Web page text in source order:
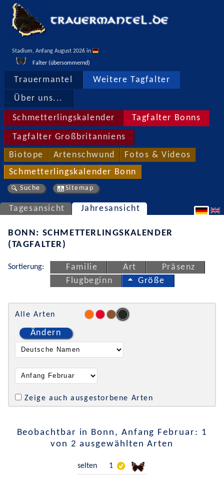
Stadium, Anfang August 2026 in
Falter (übersommernd)
Trauermantel Weitere Tagfalter
Über uns...
Schmetterlingskalender Tagfalter Bonns
Tagfalter Großbritanniens
Biotope Artenschwund Fotos & Videos
Schmetterlingskalender Bonn
Suche Sitemap
Tagesansicht Jahresansicht
BONN: SCHMETTERLINGSKALENDER
(TAGFALTER)
Sortierung: Familie Art
Präsenz
Flugbeginn
Größe
Alle Arten
Ändern
Zeige auch ausgestorbene Arten
Beobachtbar in Bonn, Anfang Februar: 1
von 2 ausgewählten Arten
selten 1